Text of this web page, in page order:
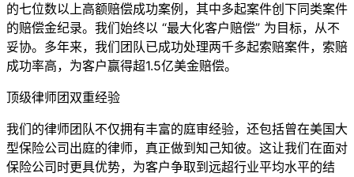
的七位数以上高额赔偿成功案例，其中多起案件创下同类案件
的赔偿金纪录。我们始终以 “最大化客户赔偿” 为目标，从不
妥协。多年来，我们团队已成功处理两千多起索赔案件，索赔
成功率高，为客户赢得超1.5亿美金赔偿。
顶级律师团双重经验
我们的律师团队不仅拥有丰富的庭审经验，还包括曾在美国大
型保险公司出庭的律师，真正做到知己知彼。这让我们在面对
保险公司时更具优势，为客户争取到远超行业平均水平的结